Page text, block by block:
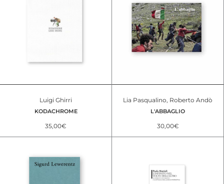
Luigi Ghirri
KODACHROME
35,00€
Lia Pasqualino, Roberto Andò
L'ABBAGLIO
30,00€